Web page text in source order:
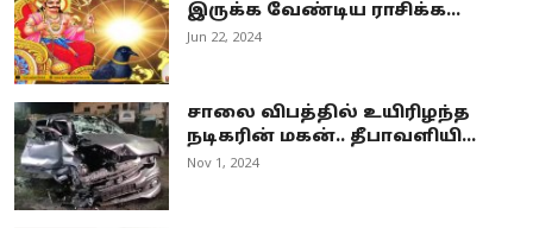
இருக்க வேண்டிய ராசிக்க...
Jun 22, 2024
சாலை விபத்தில் உயிரிழந்த
நடிகரின் மகன்.. தீபாவளியி...
Nov 1, 2024